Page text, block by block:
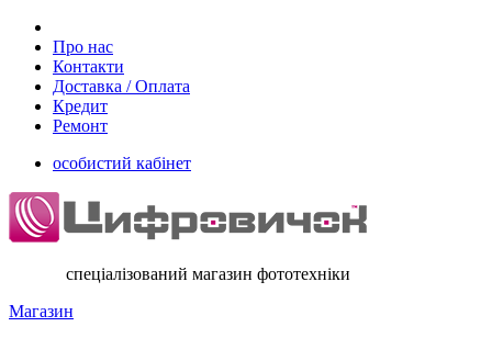
Про нас
Контакти
Доставка / Оплата
Кредит
Ремонт
особистий кабінет
спеціалізований магазин фототехніки
Магазин